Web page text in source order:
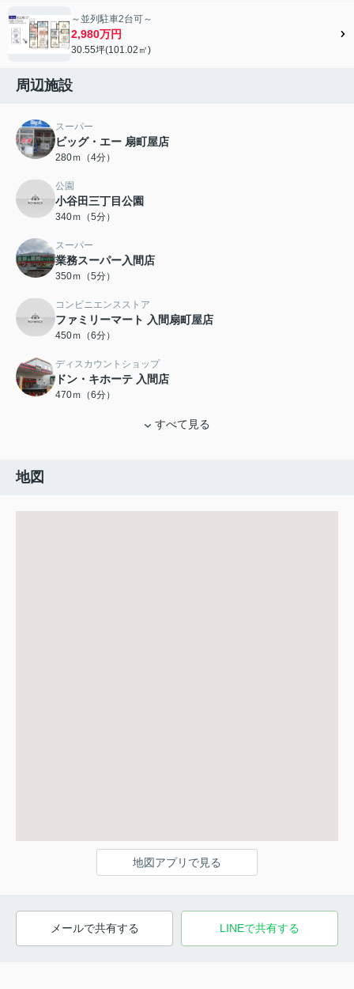
～並列駐車2台可～
2,980万円
30.55坪(101.02㎡)
周辺施設
スーパー
ビッグ・エー 扇町屋店
280ｍ（4分）
公園
小谷田三丁目公園
340ｍ（5分）
スーパー
業務スーパー入間店
350ｍ（5分）
コンビニエンスストア
ファミリーマート 入間扇町屋店
450ｍ（6分）
ディスカウントショップ
ドン・キホーテ 入間店
470ｍ（6分）
すべて見る
地図
地図アプリで見る
メールで共有する LINEで共有する